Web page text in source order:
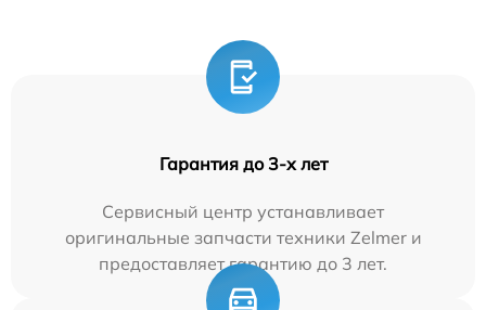
Гарантия до 3-х лет
Сервисный центр устанавливает
оригинальные запчасти техники Zelmer и
предоставляет гарантию до 3 лет.